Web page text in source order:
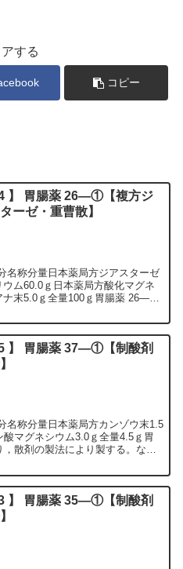
する
コピー
】 胃腸薬 26―①【複方ジ
ーゼ・重曹散】
名称分量日本薬局方ジアスターゼ
ム60.0ｇ日本薬局方酸化マグネ
末5.0ｇ全量100ｇ胃腸薬 26―①
】 胃腸薬 37―①【制酸剤
名称分量日本薬局方カンゾウ末1.5
マグネシウム3.0ｇ全量4.5ｇ胃
散剤の製法により製する。な
】 胃腸薬 35―①【制酸剤